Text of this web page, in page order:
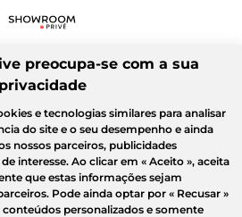
preocupa-se com a sua
privacidade
e tecnologias similares para analisar
do site e o seu desempenho e ainda
nossos parceiros, publicidades
interesse. Ao clicar em « Aceito », aceita
que estas informações sejam
Pode ainda optar por « Recusar »
conteúdos personalizados e somente